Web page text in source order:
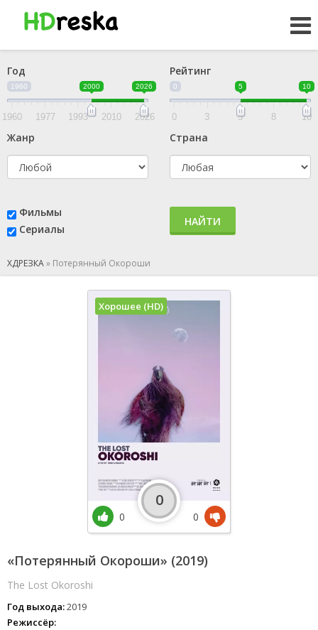
Год
1960 2000 2026
1960 1977 1993 2010 2026
Рейтинг
0 5 10
0 3 5 8 10
Жанр Страна
Фильмы
Сериалы
НАЙТИ
ХДРЕЗКА» Потерянный Окороши
«Потерянный Окороши» (2019)
The Lost Okoroshi
Год выхода:2019
Режиссёр:
Хорошее (HD)
0
0
0